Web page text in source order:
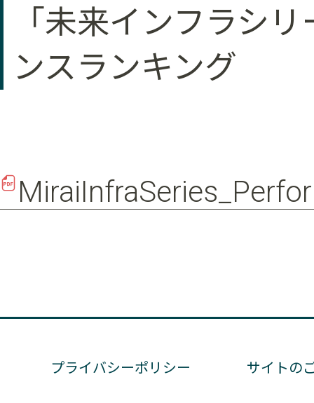
「未来インフラシ
ンスランキング
プライバシーポリシー サイトの